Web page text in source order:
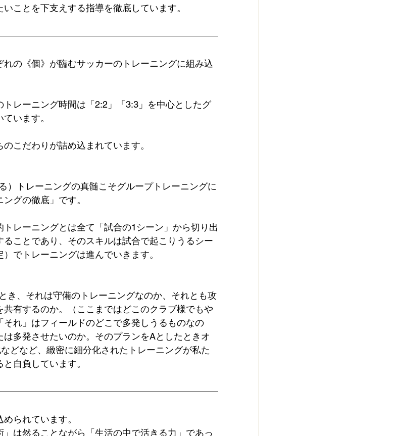
ことを下支えする指導を徹底しています。
の《個》が臨むサッカーのトレーニングに組み込
レーニング時間は「2:2」「3:3」を中心としたグ
います。
こだわりが詰め込まれています。
）トレーニングの真髄こそグループトレーニングに
グの徹底」です。
レーニングとは全て「試合の1シーン」から切り出
ことであり、そのスキルは試合で起こりうるシー
でトレーニングは進んでいきます。
き、それは守備のトレーニングなのか、それとも攻
有するのか。（ここまではどこのクラブ様でもや
れ」はフィールドのどこで多発しうるものなの
多発させたいのか。そのプランをAとしたときオ
どなど、緻密に細分化されたトレーニングが私た
自負しています。
られています。
は然ることながら「生活の中で活きる力」であっ